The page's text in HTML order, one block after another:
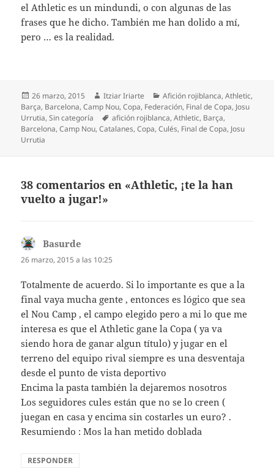
el Athletic es un mindundi, o con algunas de las
frases que he dicho. También me han dolido a mí,
pero … es la realidad.
Publicado
el
26 marzo, 2015 Autor
Itziar Iriarte Categorías
Afición rojiblanca,Athletic,
Barça, Barcelona,Camp Nou,Copa, Federación, Final de Copa, Josu
Urrutia,Sin categoría Etiquetas
afición rojiblanca,Athletic, Barça,
Barcelona,Camp Nou,Catalanes,Copa,Culés, Final de Copa, Josu
Urrutia
38 comentarios en «Athletic, ¡te la han
vuelto a jugar!»
Basurde
26 marzo, 2015 a las 10:25
Totalmente de acuerdo. Si lo importante es que a la
final vaya mucha gente , entonces es lógico que sea
el Nou Camp , el campo elegido pero a mi lo que me
interesa es que el Athletic gane la Copa ( ya va
siendo hora de ganar algun título) y jugar en el
terreno del equipo rival siempre es una desventaja
desde el punto de vista deportivo
Encima la pasta también la dejaremos nosotros
Los seguidores cules están que no se lo creen (
juegan en casa y encima sin costarles un euro? .
Resumiendo : Mos la han metido doblada
RESPONDER